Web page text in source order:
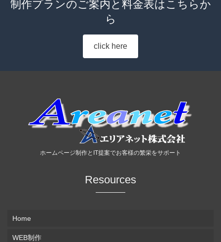
制作プランのご案内と料金表はこちらか
ら
click here
ホームページ制作とIT提案でお客様の繁栄をサポート
Resources
Home
WEB制作